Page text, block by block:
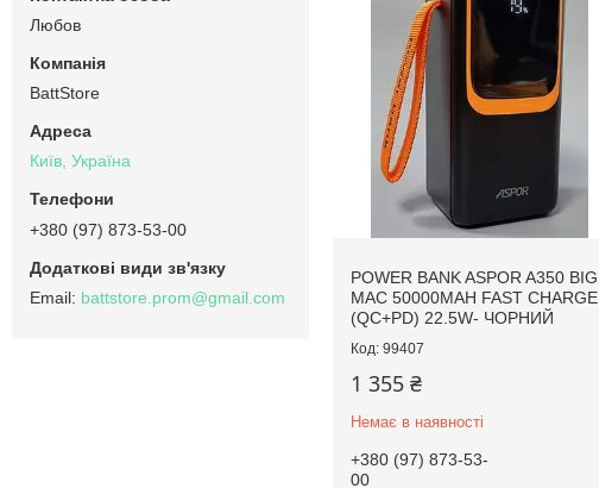
POWER BANK ASPOR A350 BIG
MAC 50000MAH FAST CHARGE
(QC+PD) 22.5W- ЧОРНИЙ
99407
1 355 ₴
Немає в наявності
+380 (97) 873-53-
00
Любов
BattStore
Київ, Україна
+380 (97) 873-53-00
battstore.prom@gmail.com